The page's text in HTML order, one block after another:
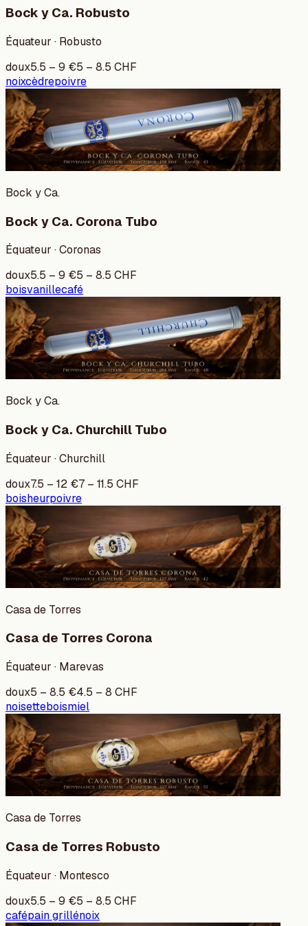
Bock y Ca. Robusto
Équateur · Robusto
doux5.5 – 9 €5 – 8.5 CHF
noixcèdrepoivre
Bock y Ca.
Bock y Ca. Corona Tubo
Équateur · Coronas
doux5.5 – 9 €5 – 8.5 CHF
boisvanillecafé
Bock y Ca.
Bock y Ca. Churchill Tubo
Équateur · Churchill
doux7.5 – 12 €7 – 11.5 CHF
boisheurpoivre
Casa de Torres
Casa de Torres Corona
Équateur · Marevas
doux5 – 8.5 €4.5 – 8 CHF
noisetteboismiel
Casa de Torres
Casa de Torres Robusto
Équateur · Montesco
doux5.5 – 9 €5 – 8.5 CHF
cafépain grillénoix